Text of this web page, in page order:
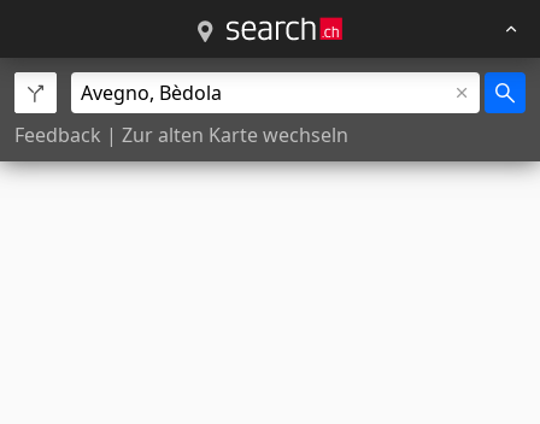
Feedback | Zur alten Karte wechseln